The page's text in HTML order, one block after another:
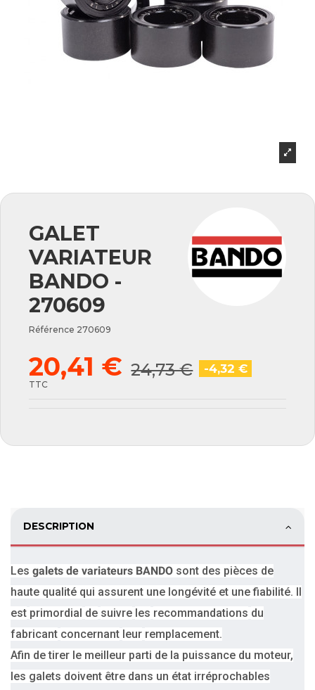
GALET
VARIATEUR
BANDO -
270609
Référence 270609
20,41 € 24,73 € -4,32 €
TTC
DESCRIPTION
Les galets de variateurs BANDO sont des pièces de
haute qualité qui assurent une longévité et une fiabilité. Il
est primordial de suivre les recommandations du
fabricant concernant leur remplacement.
Afin de tirer le meilleur parti de la puissance du moteur,
les galets doivent être dans un état irréprochables